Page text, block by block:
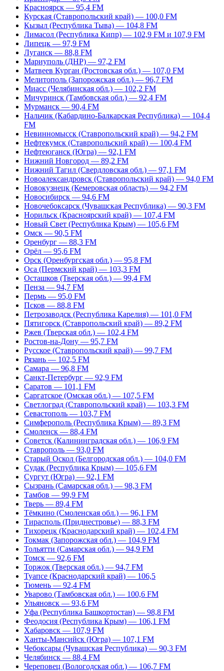
Красноярск — 95,4 FM
Курская (Ставропольский край) — 100,0 FM
Кызыл (Республика Тыва) — 104,8 FM
Лимасол (Республика Кипр) — 102,9 FM и 107,9 FM
Липецк — 97,9 FM
Луганск — 88,8 FM
Мариуполь (ДНР) — 97,2 FM
Матвеев Курган (Ростовская обл.) — 107,0 FM
Мелитополь (Запорожская обл.) — 96,7 FM
Миасс (Челябинская обл.) — 102,2 FM
Мичуринск (Тамбовская обл.) — 92,4 FM
Мурманск — 90,4 FM
Нальчик (Кабардино-Балкарская Республика) — 104,4
FM
Невинномысск (Ставропольский край) — 94,2 FM
Нефтекумск (Ставропольский край) — 100,4 FM
Нефтеюганск (Югра) — 92,1 FM
Нижний Новгород — 89,2 FM
Нижний Тагил (Свердловская обл.) — 97,1 FM
Новоалександровск (Ставропольский край) — 94,0 FM
Новокузнецк (Кемеровская область) — 94,2 FM
Новосибирск — 94,6 FM
Новочебоксарск (Чувашская Республика) — 90,3 FM
Норильск (Красноярский край) — 107,4 FM
Новый Свет (Республика Крым) — 105,6 FM
Омск — 90,5 FM
Оренбург — 88,3 FM
Орёл — 95,6 FM
Орск (Оренбургская обл.) — 95,8 FM
Оса (Пермский край) — 103,3 FM
Осташков (Тверская обл.) — 99,4 FM
Пенза — 94,7 FM
Пермь — 95,0 FM
Псков — 88,8 FM
Петрозаводск (Республика Карелия) — 101,0 FM
Пятигорск (Ставропольский край) — 89,2 FM
Ржев (Тверская обл.) — 102,4 FM
Ростов-на-Дону — 95,7 FM
Русское (Ставропольский край) — 99,7 FM
Рязань — 102,5 FM
Самара — 96,8 FM
Санкт-Петербург — 92,9 FM
Саратов — 101,1 FM
Саргатское (Омская обл.) — 107,5 FM
Светлоград (Ставропольский край) — 103,3 FM
Севастополь — 103,7 FM
Симферополь (Республика Крым) — 89,3 FM
Смоленск — 88,4 FM
Советск (Калининградская обл.) — 106,9 FM
Ставрополь — 93,0 FM
Старый Оскол (Белгородская обл.) — 104,0 FM
Судак (Республика Крым) — 105,6 FM
Сургут (Югра) — 92,1 FM
Сызрань (Самарская обл.) — 98,3 FM
Тамбов — 99,9 FM
Тверь — 89,4 FM
Тёмкино (Смоленская обл.) — 96,1 FM
Тирасполь (Приднестровье) — 88,3 FM
Тихорецк (Краснодарский край) — 102,4 FM
Токмак (Запорожская обл.) — 104,9 FM
Тольятти (Самарская обл.) — 94,9 FM
Томск — 92,6 FM
Торжок (Тверская обл.) — 94,7 FM
Туапсе (Краснодарский край) — 106,5
Тюмень — 92,4 FM
Уварово (Тамбовская обл.) — 100,6 FM
Ульяновск — 93,6 FM
Уфа (Республика Башкортостан) — 98,8 FM
Феодосия (Республика Крым) — 106,1 FM
Хабаровск — 107,9 FM
Ханты-Мансийск (Югра) — 107,1 FM
Чебоксары (Чувашская Республика) — 90,3 FM
Челябинск — 88,4 FM
Череповец (Вологодская обл.) — 106,7 FM